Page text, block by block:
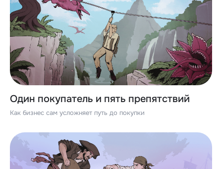
Один покупатель и пять препятствий
Как бизнес сам усложняет путь до покупки